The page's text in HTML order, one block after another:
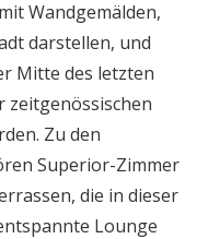
Wandgemälden,
darstellen, und
Mitte des letzten
zeitgenössischen
Zu den
Superior-Zimmer
die in dieser
Lounge